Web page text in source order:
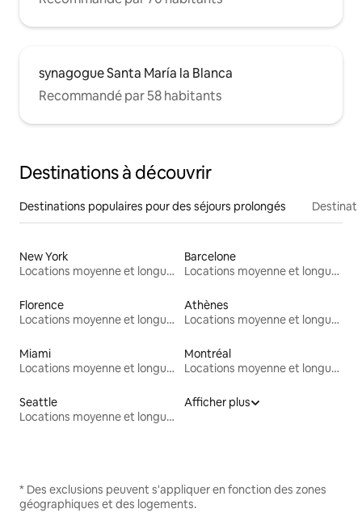
synagogue Santa María la Blanca
Recommandé par 58 habitants
Destinations à découvrir
Destinations populaires pour des séjours prolongés
New York
Locations moyenne et longue durée
Barcelone
Locations moyenne et longue durée
Florence
Locations moyenne et longue durée
Athènes
Locations moyenne et longue durée
Miami
Locations moyenne et longue durée
Montréal
Locations moyenne et longue durée
Seattle
Locations moyenne et longue durée
Afficher plus
* Des exclusions peuvent s'appliquer en fonction des zones
géographiques et des logements.